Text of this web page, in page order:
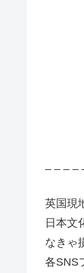
– – – –
英国現
日本文
なきゃ
各SNS